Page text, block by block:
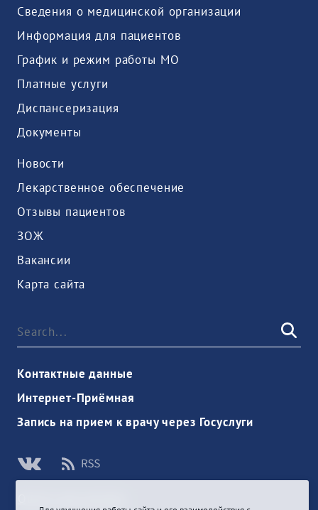
Сведения о медицинской организации
Информация для пациентов
График и режим работы МО
Платные услуги
Диспансеризация
Документы
Новости
Лекарственное обеспечение
Отзывы пациентов
ЗОЖ
Вакансии
Карта сайта
Контактные данные
Интернет-Приёмная
Запись на прием к врачу через Госуслуги